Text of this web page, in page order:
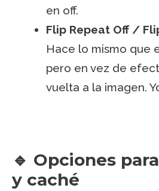
en off.
Flip Repeat Off /
Hace lo mismo que
pero en vez de
vuelta a la imagen.
🔹 Opciones
y caché